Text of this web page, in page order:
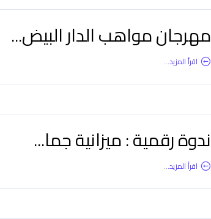
مهرجان مواهب الدار البيض...
اقرأ المزيد...
ندوة رقمية : ميزانية جما...
اقرأ المزيد...